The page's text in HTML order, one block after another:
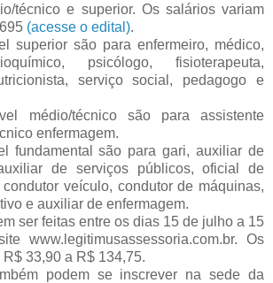
técnico e superior. Os salários variam
(acesse o edital).
superior são para enfermeiro, médico,
psicólogo, fisioterapeuta,
serviço social, pedagogo e
médio/técnico são para assistente
enfermagem.
fundamental são para gari, auxiliar de
de serviços públicos, oficial de
veículo, condutor de máquinas,
e auxiliar de enfermagem.
ser feitas entre os dias 15 de julho a 15
www.legitimusassessoria.com.br. Os
33,90 a R$ 134,75.
podem se inscrever na sede da